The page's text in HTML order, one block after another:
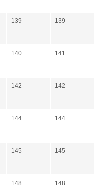
139 139
140 141
142 142
144 144
145 145
148 148